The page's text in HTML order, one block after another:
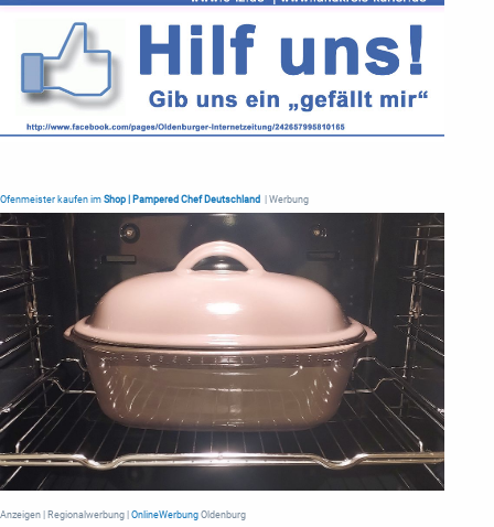
Ofenmeister kaufen im Shop | Pampered Chef Deutschland | Werbung
Anzeigen | Regionalwerbung | OnlineWerbung Oldenburg